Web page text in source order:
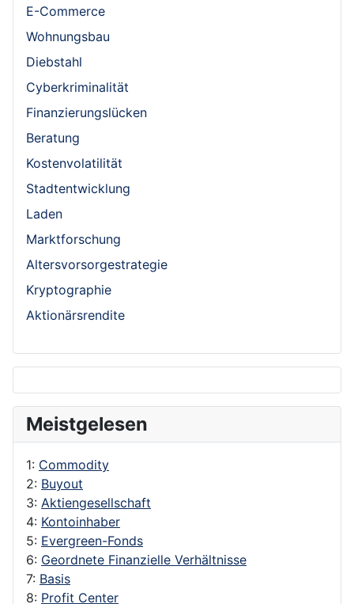
E-Commerce
Wohnungsbau
Diebstahl
Cyberkriminalität
Finanzierungslücken
Beratung
Kostenvolatilität
Stadtentwicklung
Laden
Marktforschung
Altersvorsorgestrategie
Kryptographie
Aktionärsrendite
Meistgelesen
1: Commodity
2: Buyout
3: Aktiengesellschaft
4: Kontoinhaber
5: Evergreen-Fonds
6: Geordnete Finanzielle Verhältnisse
7: Basis
8: Profit Center